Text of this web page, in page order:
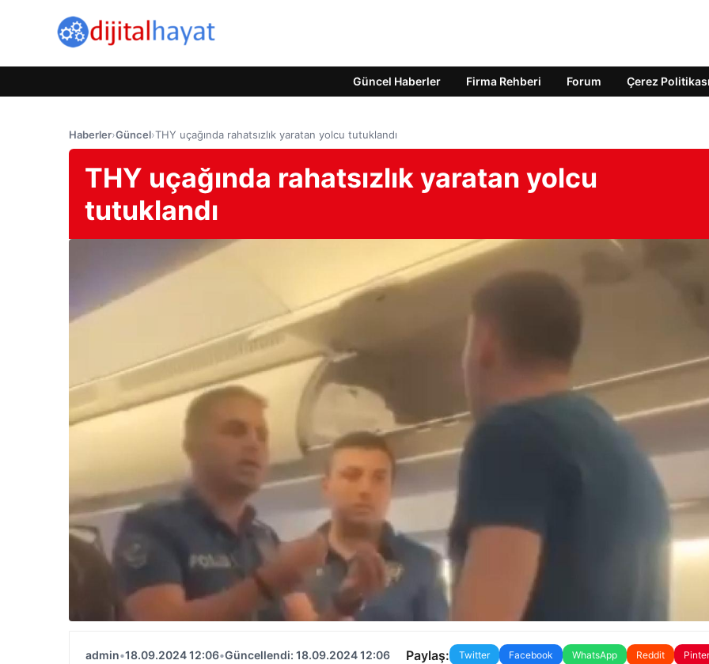
Güncel Haberler Firma Rehberi Forum Çerez Politikası
Haberler›Güncel›THY uçağında rahatsızlık yaratan yolcu tutuklandı
THY uçağında rahatsızlık yaratan yolcu
tutuklandı
admin•18.09.2024 12:06•Güncellendi: 18.09.2024 12:06 Paylaş: Twitter Facebook WhatsApp Reddit